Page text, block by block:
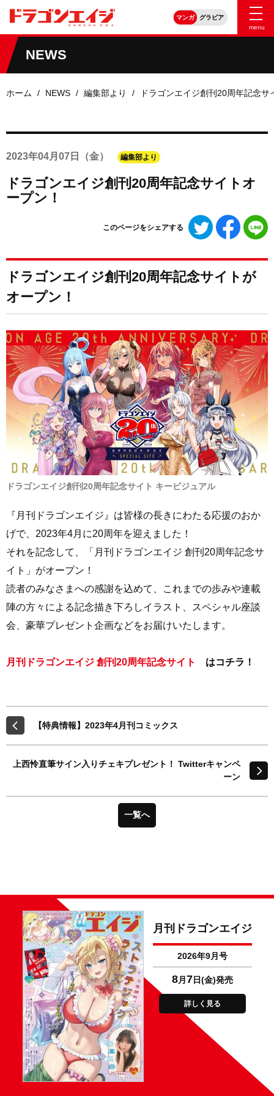
マンガ
グラビア
menu
NEWS
ホーム NEWS 編集部より ドラゴンエイジ創刊20周年記念サ
2023年04月07日 （金） 編集部より
ドラゴンエイジ創刊20周年記念サイトオ
ープン！
このページをシェアする
Twitter
で
ェ
す
で
ェ
ア
す
ドラゴンエイジ創刊20周年記念サイトが
オープン！
ドラゴンエイジ創刊20周年記念サイト キービジュアル
『月刊ドラゴンエイジ』は皆様の長きにわたる応援のおか
げで、2023年4月に20周年を迎えました！
それを記念して、「月刊ドラゴンエイジ 創刊20周年記念サ
イト」がオープン！
読者のみなさまへの感謝を込めて、これまでの歩みや連載
陣の方々による記念描き下ろしイラスト、スペシャル座談
会、豪華プレゼント企画などをお届けいたします。
月刊ドラゴンエイジ 創刊20周年記念サイト はコチラ！
【特典情報】2023年4月刊コミックス
上西怜直筆サイン入りチェキプレゼント！ Twitterキャンペ
ーン
一覧へ
月刊ドラゴンエイジ
2026年9月号
8月 7日(金)発売
詳しく見る